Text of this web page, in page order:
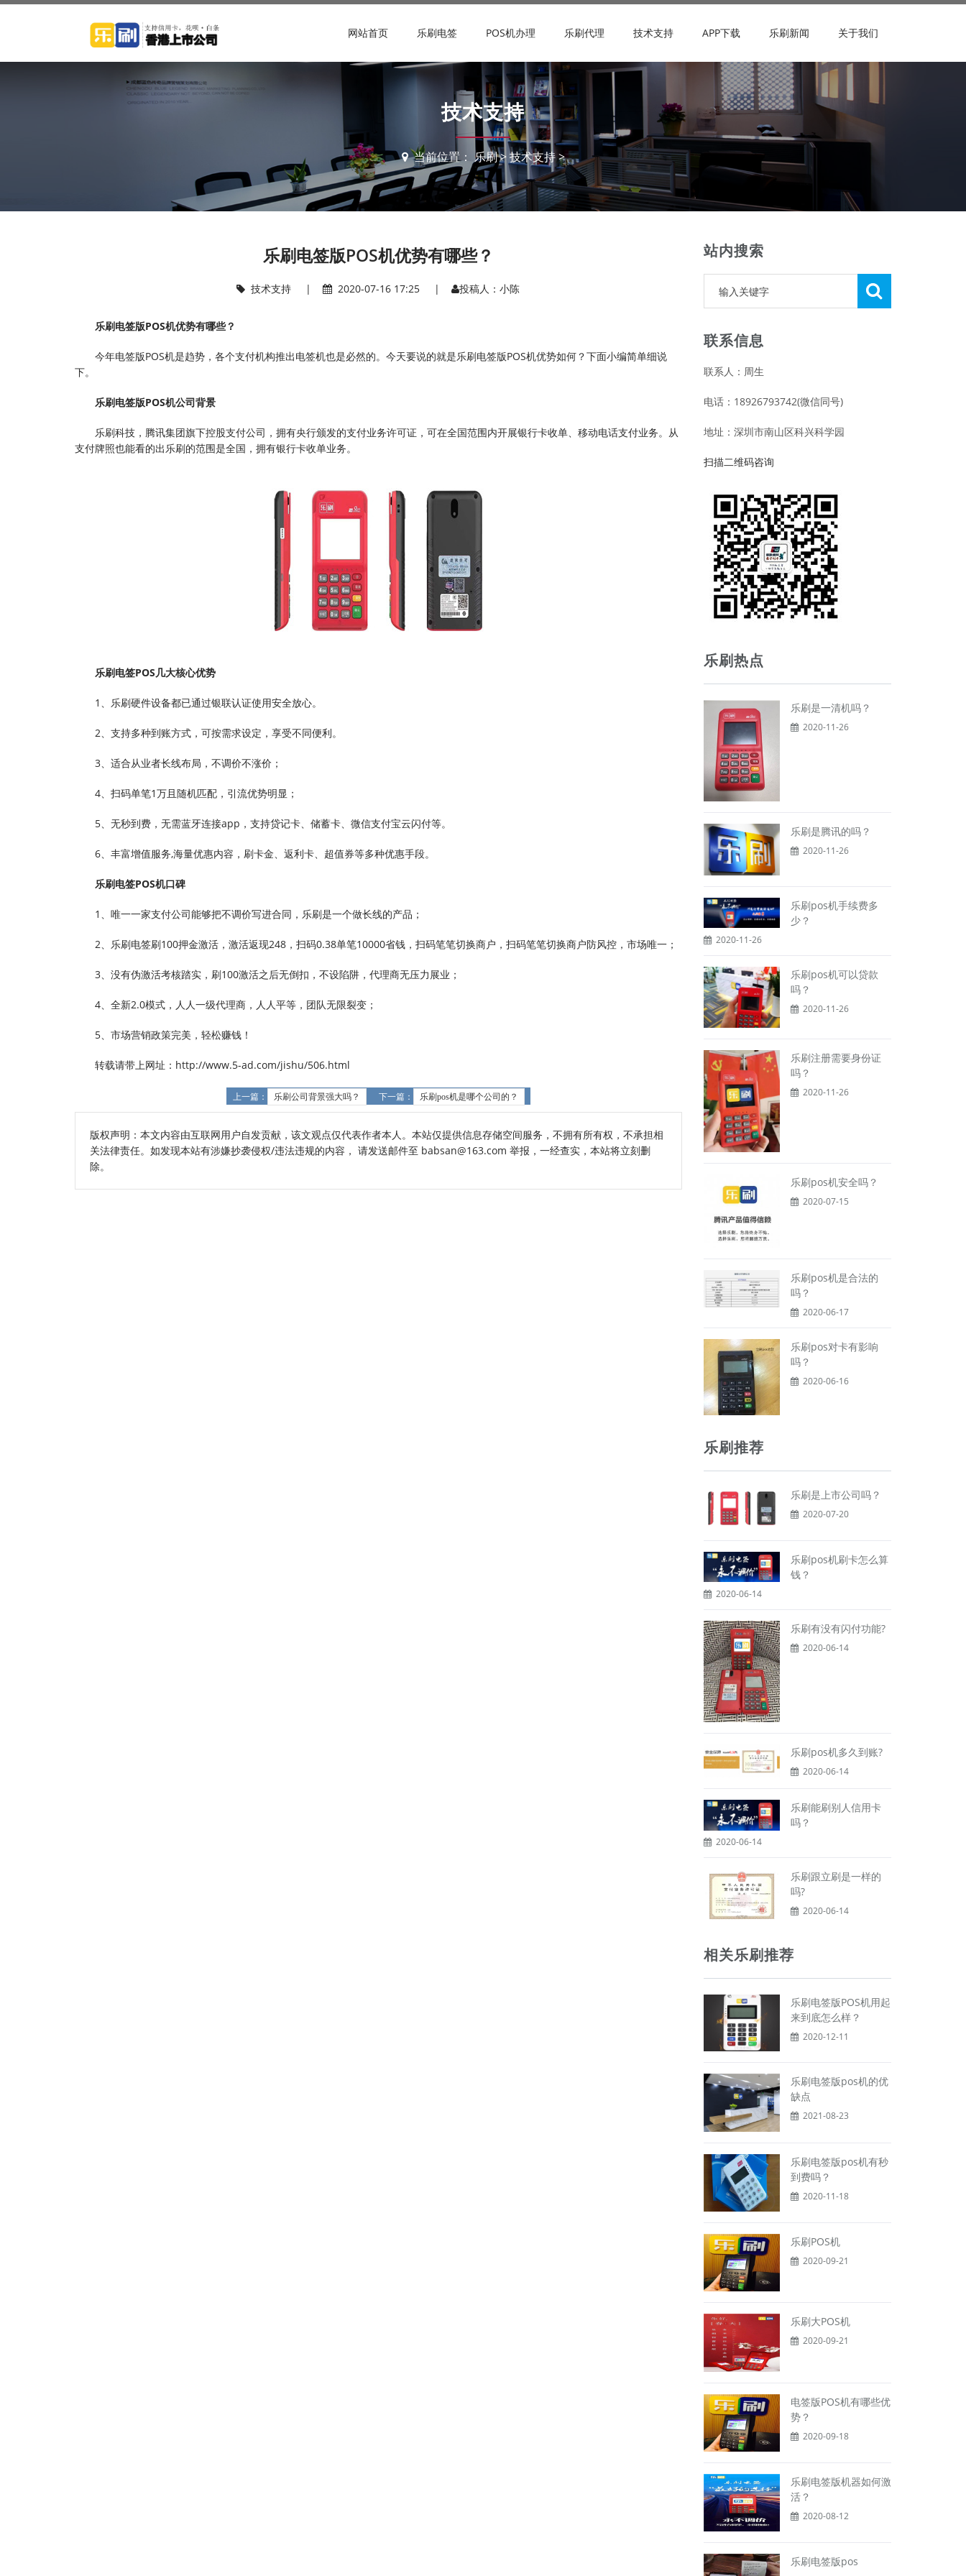
网站首页 乐刷电签 POS机办理 乐刷代理 技术支持 APP下载 乐刷新闻 关于我们
技术支持
当前位置： 乐刷>技术支持>
乐刷电签版POS机优势有哪些？
技术支持 | 2020-07-16 17:25 | 投稿人：小陈
乐刷电签版POS机优势有哪些？
今年电签版POS机是趋势，各个支付机构推出电签机也是必然的。今天要说的就是乐刷电签版POS机优势如何？下面小编简单细说
下。
乐刷电签版POS机公司背景
乐刷科技，腾讯集团旗下控股支付公司，拥有央行颁发的支付业务许可证，可在全国范围内开展银行卡收单、移动电话支付业务。从
支付牌照也能看的出乐刷的范围是全国，拥有银行卡收单业务。
乐刷电签POS几大核心优势
1、乐刷硬件设备都已通过银联认证使用安全放心。
2、支持多种到账方式，可按需求设定，享受不同便利。
3、适合从业者长线布局，不调价不涨价；
4、扫码单笔1万且随机匹配，引流优势明显；
5、无秒到费，无需蓝牙连接app，支持贷记卡、储蓄卡、微信支付宝云闪付等。
6、丰富增值服务,海量优惠内容，刷卡金、返利卡、超值券等多种优惠手段。
乐刷电签POS机口碑
1、唯一一家支付公司能够把不调价写进合同，乐刷是一个做长线的产品；
2、乐刷电签刷100押金激活，激活返现248，扫码0.38单笔10000省钱，扫码笔笔切换商户，扫码笔笔切换商户防风控，市场唯一；
3、没有伪激活考核踏实，刷100激活之后无倒扣，不设陷阱，代理商无压力展业；
4、全新2.0模式，人人一级代理商，人人平等，团队无限裂变；
5、市场营销政策完美，轻松赚钱！
转载请带上网址：http://www.5-ad.com/jishu/506.html
上一篇： 乐刷公司背景强大吗？ 下一篇： 乐刷pos机是哪个公司的？
版权声明：本文内容由互联网用户自发贡献，该文观点仅代表作者本人。本站仅提供信息存储空间服务，不拥有所有权，不承担相
关法律责任。如发现本站有涉嫌抄袭侵权/违法违规的内容， 请发送邮件至 babsan@163.com 举报，一经查实，本站将立刻删
除。
站内搜索
联系信息
联系人：周生
电话：18926793742(微信同号)
地址：深圳市南山区科兴科学园
扫描二维码咨询
乐刷热点
乐刷是一清机吗？
2020-11-26
乐刷是腾讯的吗？
2020-11-26
乐刷pos机手续费多
少？
2020-11-26
乐刷pos机可以贷款
吗？
2020-11-26
乐刷注册需要身份证
吗？
2020-11-26
乐刷pos机安全吗？
2020-07-15
乐刷pos机是合法的
吗？
2020-06-17
乐刷pos对卡有影响
吗？
2020-06-16
乐刷推荐
乐刷是上市公司吗？
2020-07-20
乐刷pos机刷卡怎么算
钱？
2020-06-14
乐刷有没有闪付功能?
2020-06-14
乐刷pos机多久到账?
2020-06-14
乐刷能刷别人信用卡
吗？
2020-06-14
乐刷跟立刷是一样的
吗?
2020-06-14
相关乐刷推荐
乐刷电签版POS机用起
来到底怎么样？
2020-12-11
乐刷电签版pos机的优
缺点
2021-08-23
乐刷电签版pos机有秒
到费吗？
2020-11-18
乐刷POS机
2020-09-21
乐刷大POS机
2020-09-21
电签版POS机有哪些优
势？
2020-09-18
乐刷电签版机器如何激
活？
2020-08-12
乐刷电签版pos